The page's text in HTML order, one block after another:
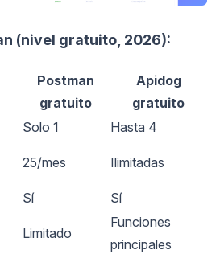
(nivel gratuito, 2026):
Postman
gratuito
Apidog
gratuito
Solo 1
Hasta 4
25/mes Ilimitadas
Sí
Sí
Limitado
Funciones
principales